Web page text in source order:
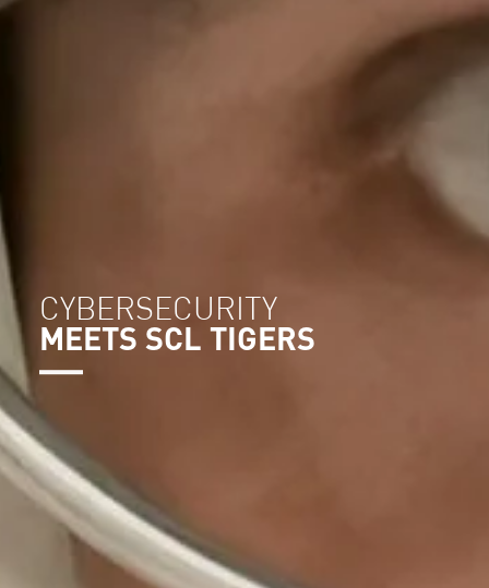
CYBERSECURITY
MEETS SCL TIGERS